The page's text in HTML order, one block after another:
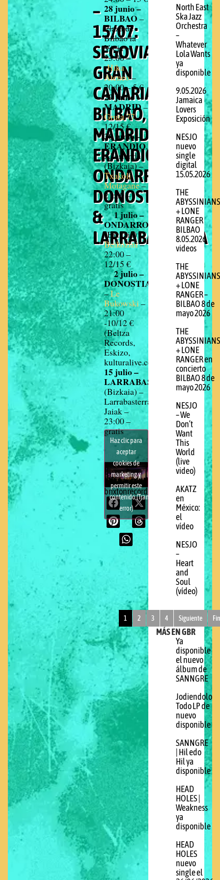
–
15/07:
SEGOVIA,
GRAN
CANARIA,
BILBAO,
MADRID,
ERANDIO,
ONDARROA,
DONOSTIA
&
LARRABASTERRA
28 junio –
BILBAO –
Plaza de
Bilbao la
Vieja –
23:00 –
Hika
Ateneo–
20:00 – 5 €
29 junio –
MADRID–
Gruta 77–
12/15 €
30 junio –
ERANDIO,
Akarlanda
(Bizkaia) –
Txakoli
Motagane–
21:00 –
gratis
1 julio –
ONDARROA
(Bizkaia) –
Beikozini–
22:00 –
12/15 €
2 julio –
DONOSTIA
–Le
Bukowski –
21:00
-10/12 €
(Beltza
Records,
Eskizo,
kulturalive.com)
15 julio –
LARRABASTERRA
(Bizkaia) –
Larrabasterrako
Jaiak –
23:00 –
gratis
Haz clic para
aceptar
cookies de
marketing y
permitir este
contenido (Translation
error)
brixtonrecords.com
North East
Ska Jazz
Orchestra
–
Whatever
Lola Wants
ya
disponible
9.05.2026
Jamaica
Lovers
Exposición
NESJO
nuevo
single
digital
15.05.2026
THE
ABYSSINIANS
+ LONE
RANGER
BILBAO
8.05.2026
videos
THE
ABYSSINIANS
+ LONE
RANGER –
BILBAO 8 de
mayo 2026
THE
ABYSSINIANS
+ LONE
RANGER en
concierto
BILBAO 8 de
mayo 2026
NESJO
– We
Don’t
Want
This
World
(live
video)
AKATZ
en
México:
el
vídeo
NESJO
–
Heart
and
Soul
(vídeo)
1 2 3 4 Siguiente
MÁS EN GBR
Ya
disponible
el nuevo
álbum de
SANNGRE
Jodiendolo
Todo LP de
nuevo
disponible
SANNGRE
| Hil edo
Hil ya
disponible
HEAD
HOLES |
Weakness
ya
disponible
HEAD
HOLES
nuevo
single el